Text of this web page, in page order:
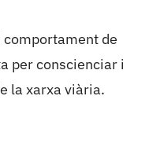
de
per conscienciar i
la xarxa viària.